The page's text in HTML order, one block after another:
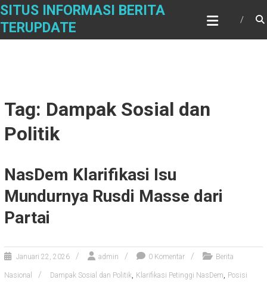
Skip
content
SITUS INFORMASI BERITA
TERUPDATE
Tag: Dampak Sosial dan
Politik
NasDem Klarifikasi Isu
Mundurnya Rusdi Masse dari
Partai
Januari 22, 2026 admin 0 Komentar Berita
Nasional Dampak Sosial dan Politik, Klarifikasi Petinggi NasDem, Posisi